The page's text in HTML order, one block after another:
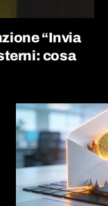
“Invia
cosa